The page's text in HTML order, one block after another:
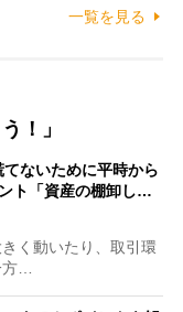
一覧を見る
！」
てないために平時から
ト「資産の棚卸し…
く動いたり、取引環
…